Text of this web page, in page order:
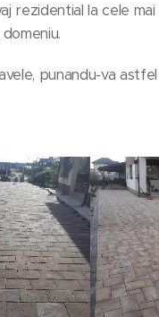
rezidential la cele
punandu-va